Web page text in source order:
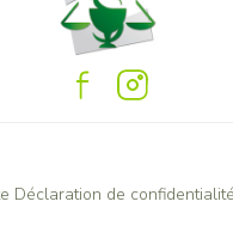
Déclaration de confidentialité